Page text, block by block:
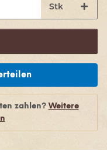
Stk
zahlen? Weitere